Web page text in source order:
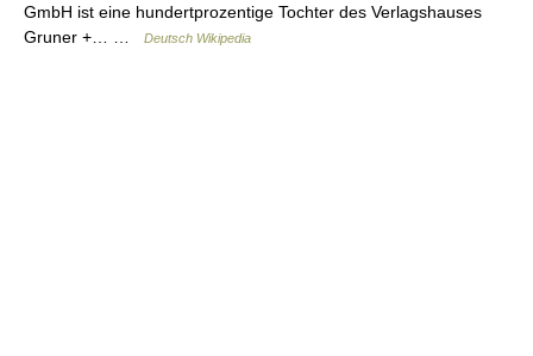
GmbH ist eine hundertprozentige Tochter des Verlagshauses
Gruner +… …
Deutsch Wikipedia